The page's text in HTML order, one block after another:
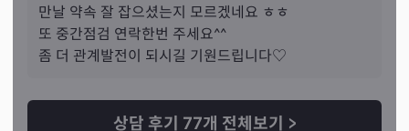
만날 약속 잘 잡으셨는지 모르겠네요 ㅎㅎ
또 중간점검 연락한번 주세요^^
좀 더 관계발전이 되시길 기원드립니다♡
상담 후기 77개 전체보기 >